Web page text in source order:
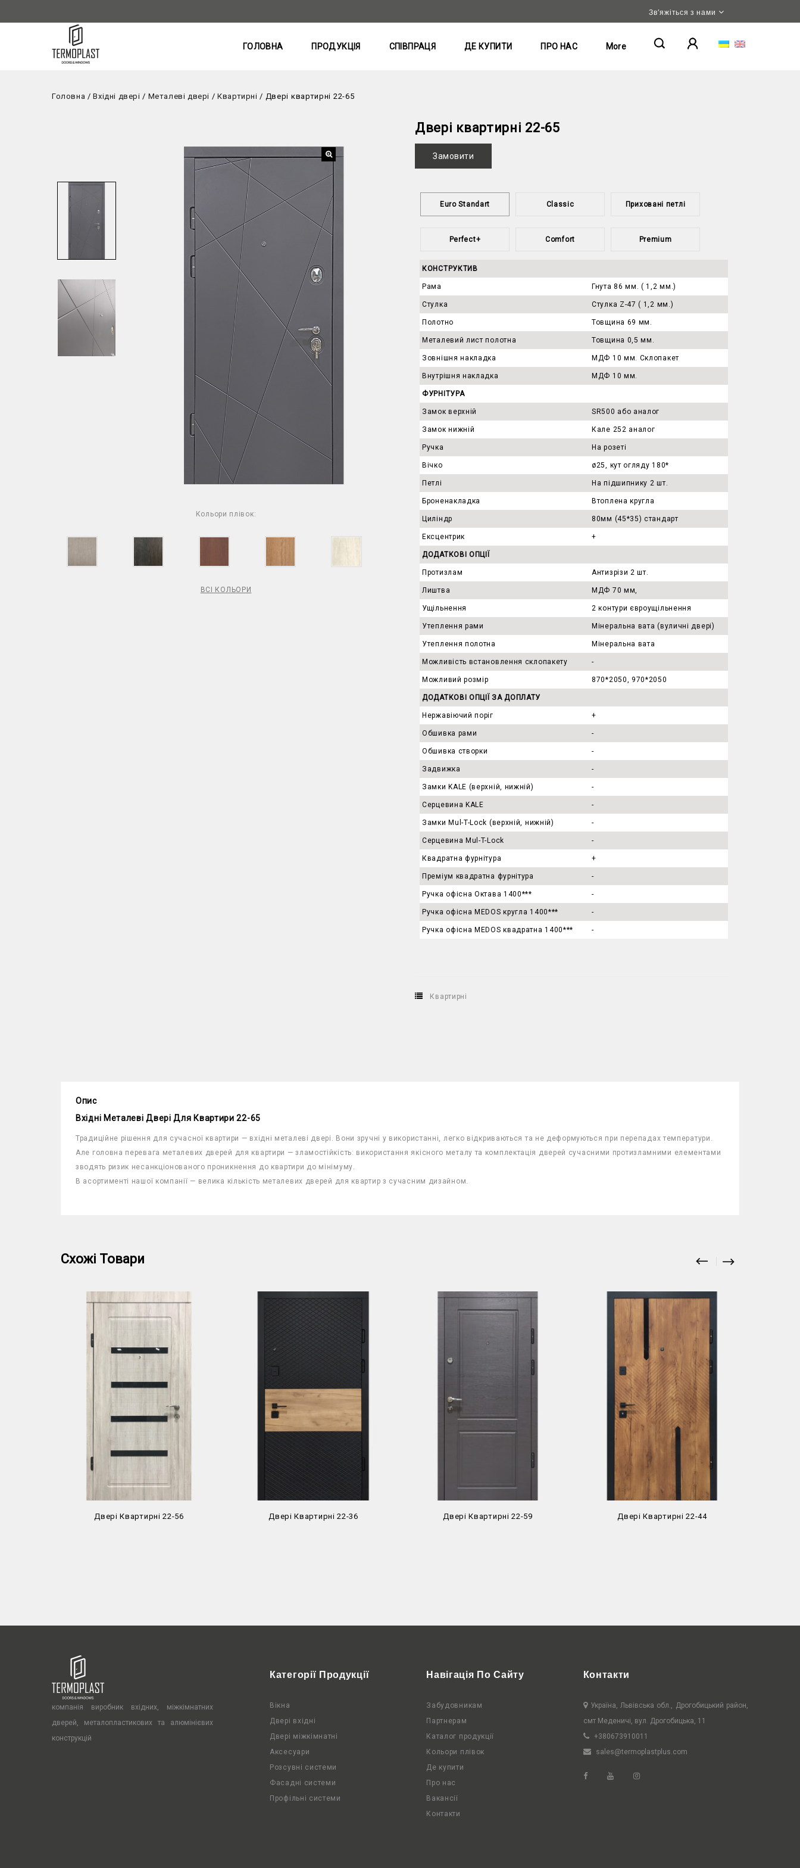
Зв’яжіться з нами
ГОЛОВНА ПРОДУКЦІЯ СПІВПРАЦЯ ДЕ КУПИТИ ПРО НАС More
Головна /Вхідні двері / Металеві двері /Квартирні / Двері квартирні 22-65
Кольори плівок:
ВСІ КОЛЬОРИ
Двері квартирні 22-65
Замовити
Euro Standart Classic Приховані петлі
Perfect+ Comfort Premium
КОНСТРУКТИВ
Рама Гнута 86 мм. ( 1,2 мм.)
Стулка Стулка Z-47 ( 1,2 мм.)
Полотно Товщина 69 мм.
Металевий лист полотна Товщина 0,5 мм.
Зовнішня накладка МДФ 10 мм. Склопакет
Внутрішня накладка МДФ 10 мм.
ФУРНІТУРА
Замок верхній SR500 або аналог
Замок нижній Кале 252 аналог
Ручка На розеті
Вічко ø25, кут огляду 180*
Петлі На підшипнику 2 шт.
Броненакладка Втоплена кругла
Циліндр 80мм (45*35) стандарт
Ексцентрик +
ДОДАТКОВІ ОПЦІЇ
Протизлам Антизрізи 2 шт.
Лиштва МДФ 70 мм,
Ущільнення 2 контури євроущільнення
Утеплення рами Мінеральна вата (вуличні двері)
Утеплення полотна Мінеральна вата
Можливість встановлення склопакету -
Можливий розмір 870*2050, 970*2050
ДОДАТКОВІ ОПЦІЇ ЗА ДОПЛАТУ
Нержавіючий поріг +
Обшивка рами -
Обшивка створки -
Задвижка -
Замки KALE (верхній, нижній) -
Серцевина KALE -
Замки Mul-T-Lock (верхній, нижній) -
Серцевина Mul-T-Lock -
Квадратна фурнітура +
Преміум квадратна фурнітура -
Ручка офісна Октава 1400*** -
Ручка офісна MEDOS кругла 1400*** -
Ручка офісна MEDOS квадратна 1400*** -
Квартирні
Опис
Вхідні Металеві Двері Для Квартири 22-65
Традиційне рішення для сучасної квартири — вхідні металеві двері. Вони зручні у використанні, легко відкриваються та не деформуються при перепадах температури.
Але головна перевага металевих дверей для квартири — зламостійкість: використання якісного металу та комплектація дверей сучасними протизламними елементами
зводять ризик несанкціонованого проникнення до квартири до мінімуму.
В асортименті нашої компанії — велика кількість металевих дверей для квартир з сучасним дизайном.
Схожі Товари
Двері Квартирні 22-56 Двері Квартирні 22-36 Двері Квартирні 22-59 Двері Квартирні 22-44
компанія виробник вхідних, міжкімнатних
дверей, металопластикових та алюмінієвих
конструкцій
Категорії Продукції
Вікна
Двері вхідні
Двері міжкімнатні
Аксесуари
Розсувні системи
Фасадні системи
Профільні системи
Навігація По Сайту
Забудовникам
Партнерам
Каталог продукції
Кольори плівок
Де купити
Про нас
Вакансії
Контакти
Контакти
Україна, Львівська обл., Дрогобицький район,
смт Меденичі, вул. Дрогобицька, 11
+380673910011
sales@termoplastplus.com